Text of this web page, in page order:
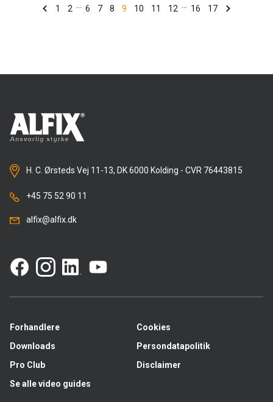
fejl.
arbejder aktivt for en samlet styrket branche.
Alfix DuraTherm - Mineraluld
Læs mere om Etics-dk -
1 2 6 7 8 9 10 11 12 16 17
H. C. Ørsteds Vej 11-13, DK 6000 Kolding - CVR 76443815
+45 75 52 90 11
alfix@alfix.dk
Forhandlere
Downloads
Pro Club
Se alle video guides
Cookies
Persondatapolitik
Disclaimer